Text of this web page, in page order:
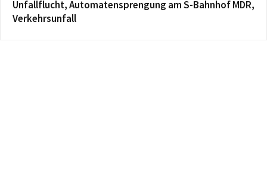
Unfallflucht, Automatensprengung am S-Bahnhof MDR,
Verkehrsunfall